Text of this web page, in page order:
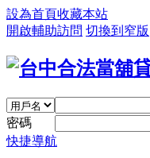
設為首頁收藏本站
開啟輔助訪問 切換到窄版
密碼
快捷導航